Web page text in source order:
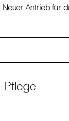
Neuer Antrieb für
Pflege